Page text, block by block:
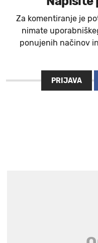
Za komentiranje je
nimate
ponujenih načinov
PRIJAVA